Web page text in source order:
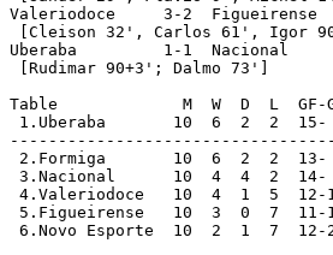
Valeriodoce	3-2  Figueirense	[Att.:74]
[Cleison 32', Carlos 61', Igor
Uberaba		1-1  Nacional		[Att.:2,002]
[Rudimar 90+3'; Dalmo 73']
Table		  M  W  D  L  GF-GA  Pts
1.Uberaba	 10  6  2
2.Formiga	 10  6  2
3.Nacional	 10  4  4  2  14- 7  16
4.Valeriodoce	 10  4  1  5  12-14  13
5.Figueirense	 10  3  0  7  11-16   9
6.Novo Esporte	 10  2  1  7  12-26   7